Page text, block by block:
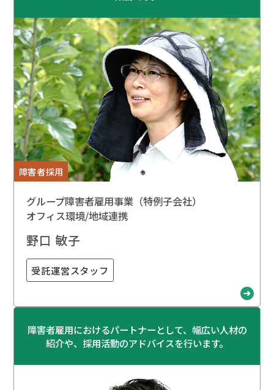
障害者採用
グループ障害者雇用事業（特例子会社）
オフィス環境/地域連携
野口 敏子
受託運営スタッフ
障害者雇用におけるパートナーとして、幅広い人材の
紹介や、採用活動のアドバイスを行います。